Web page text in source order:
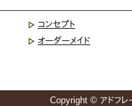
コンセプト
オーダーメイド
Copyright © アドフレ